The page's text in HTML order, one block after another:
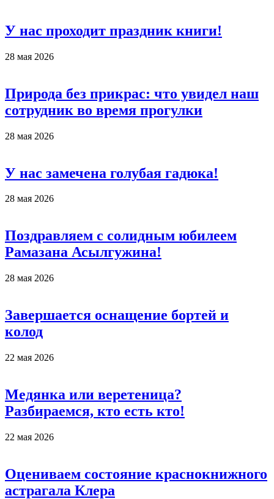
У нас проходит праздник книги!
28 мая 2026
Природа без прикрас: что увидел наш
сотрудник во время прогулки
28 мая 2026
У нас замечена голубая гадюка!
28 мая 2026
Поздравляем с солидным юбилеем
Рамазана Асылгужина!
28 мая 2026
Завершается оснащение бортей и
колод
22 мая 2026
Медянка или веретеница?
Разбираемся, кто есть кто!
22 мая 2026
Оцениваем состояние краснокнижного
астрагала Клера